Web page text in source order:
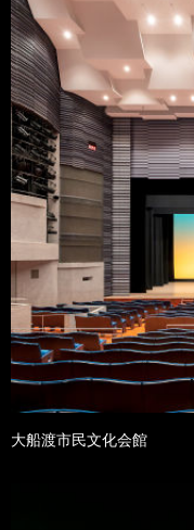
大船渡市民文化会館